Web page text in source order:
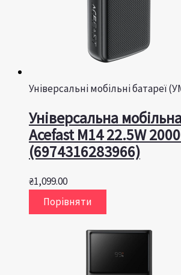
Універсальні мобільні батареї
Універсальна
Acefast M14 22.5W
(6974316283966)
₴1,099.00
Порівняти